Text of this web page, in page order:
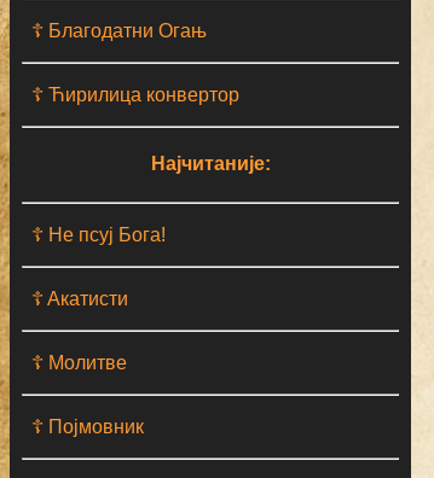
☦ Благодатни Огањ
☦ Ћирилица конвертор
Најчитаније:
☦ Не псуј Бога!
☦ Aкатисти
☦ Молитве
☦ Појмовник